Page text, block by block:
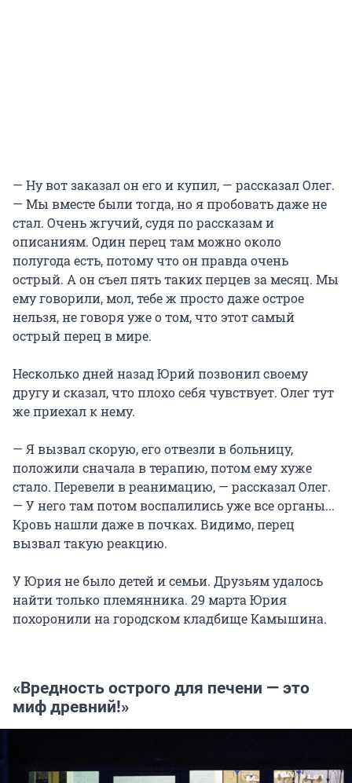
— Ну вот заказал он его и купил, — рассказал Олег.
— Мы вместе были тогда, но я пробовать даже не
стал. Очень жгучий, судя по рассказам и
описаниям. Один перец там можно около
полугода есть, потому что он правда очень
острый. А он съел пять таких перцев за месяц. Мы
ему говорили, мол, тебе ж просто даже острое
нельзя, не говоря уже о том, что этот самый
острый перец в мире.
Несколько дней назад Юрий позвонил своему
другу и сказал, что плохо себя чувствует. Олег тут
же приехал к нему.
— Я вызвал скорую, его отвезли в больницу,
положили сначала в терапию, потом ему хуже
стало. Перевели в реанимацию, — рассказал Олег.
— У него там потом воспалились уже все органы...
Кровь нашли даже в почках. Видимо, перец
вызвал такую реакцию.
У Юрия не было детей и семьи. Друзьям удалось
найти только племянника. 29 марта Юрия
похоронили на городском кладбище Камышина.
«Вредность острого для печени — это
миф древний!»